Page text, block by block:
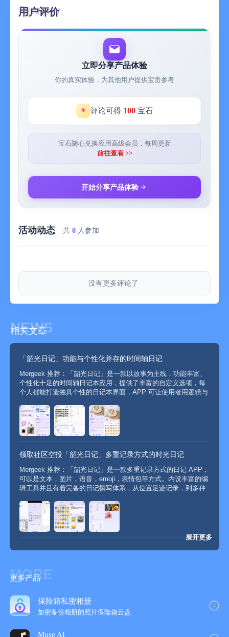
「宠物相伴的温馨时光」从领养宠物的那一天，它的调皮捣蛋、
乖巧可爱，一起度过的每个欢乐时刻，以及它生病时的担忧和照
顾。
「学习一门新语言的历程」从零基础的迷茫，到逐渐掌握单词和
语法，能够进行简单交流，再到可以流利表达的自豪。
「筹备一场婚礼的全过程」从确定婚期开始，挑选婚纱、策划场
地、邀请亲友，每一个精心准备的细节和其中的幸福与焦虑。
「参加一场马拉松比赛」赛前的训练、比赛当天的紧张与激动，
「修复一段破裂的友谊」从产生矛盾的原因，到反思自我、主动
沟通，最终和好如初的真诚与感动。
的过程，以及完工后的成就感。
-----------------------
「webdav」全平台同步
「小组件」故事/随机回顾/心情日历小组件支持
「天气」日记会记录天气
「二级标签组」二级标签让您的日记分类更为细致,管理起来轻而
「自定义排版」调整字号、行间距等,创造最佳阅读视觉体验
「表情包」给日记添加趣味表情包,使表达更生动有趣
「日历视图」通过日历检查日记记录的时间与频率,随时重温
「图库」轻松浏览所有日记中的图片,捕捉精彩瞬间
「iCloud同步」更换iOS设备,您的日记也能成功转移、随身携带
「回收站」意外删除日记不用後悔,回收站让您随时找回与恢复
「快速访问」日记中的电话、链接、轻点即可直接拨打与访问
「丰富主题」手工调色日记卡片,使记忆更加个性化
「图片清晰度」选择图片质量,优化iCloud空间的使用
「Html导出」将日记以Html格式导出,美观分享给好友
「主题材质」支持设置30种材质，满足您的个性化需求。
「日记模板」快速使用模板进行记录
新的惊喜功能持续更新,敬请期待!
邮箱：441614591@qq.com
微信：gaoxsdx
-----------------------
用户评价
立即分享产品体验
你的真实体验，为其他用户提供宝贵参考
评论可得 100 宝石
宝石随心兑换应用高级会员，每周更新
前往查看 >>
开始分享产品体验
活动动态 共 0 人参加
没有更多评论了
NEWS
相关文章
「韶光日记」功能与个性化并存的时间轴日记
Mergeek 推荐：「韶光日记」是一款以故事为主线，功能丰富、
个性化十足的时间轴日记本应用，提供了丰富的自定义选项，每
个人都能打造独具个性的日记本界面，APP 可让使用者用逻辑与
语音功能，更加能生动、准确传达内心的喜怒哀乐，支持导出
PDF ...
领取社区空投「韶光日记」多重记录方式的时光日记
Mergeek 推荐：「韶光日记」是一款多重记录方式的日记 APP，
可以是文本，图片，语音，emoji，表情包等方式。内设丰富的编
辑工具并且有着完备的日记撰写体系，从位置足迹记录，到多种
生活。「韶光日记」能为你提供便利的记录体验。它让你跨越时
间...
展开更多
MORE
更多产品
保险箱私密相册
加密备份相册的照片保险箱云‪盘‬
Muse AI